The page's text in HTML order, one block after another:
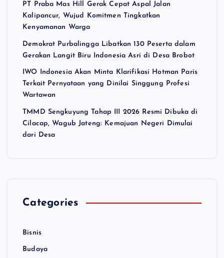
PT Praba Mas Hill Gerak Cepat Aspal Jalan
Kalipancur, Wujud Komitmen Tingkatkan
Kenyamanan Warga
Demokrat Purbalingga Libatkan 130 Peserta dalam
Gerakan Langit Biru Indonesia Asri di Desa Brobot
IWO Indonesia Akan Minta Klarifikasi Hotman Paris
Terkait Pernyataan yang Dinilai Singgung Profesi
Wartawan
TMMD Sengkuyung Tahap III 2026 Resmi Dibuka di
Cilacap, Wagub Jateng: Kemajuan Negeri Dimulai
dari Desa
Categories
Bisnis
Budaya